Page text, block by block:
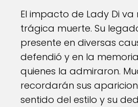
El impacto de Lady Di
trágica muerte. Su
presente en diversas
defendió y en la
quienes la admiraron.
recordarán sus
sentido del estilo y su